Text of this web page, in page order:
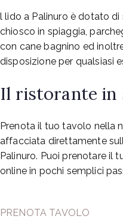
l lido a Palinuro è dotato di
chiosco in spiaggia,
con cane bagnino ed
disposizione per qualsiasi
Il ristorante in
Prenota il tuo tavolo nella
affacciata direttamente
Palinuro. Puoi prenotare il
online in pochi semplici
PRENOTA TAVOLO